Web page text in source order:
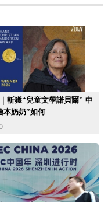
斬獲“兒童文學諾貝爾” 中
本奶奶”如何